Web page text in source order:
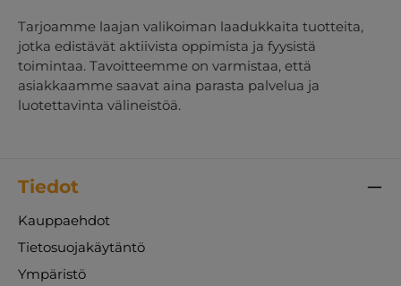
Tarjoamme laajan valikoiman laadukkaita tuotteita,
jotka edistävät aktiivista oppimista ja fyysistä
toimintaa. Tavoitteemme on varmistaa, että
asiakkaamme saavat aina parasta palvelua ja
luotettavinta välineistöä.
Tiedot
Kauppaehdot
Tietosuojakäytäntö
Ympäristö